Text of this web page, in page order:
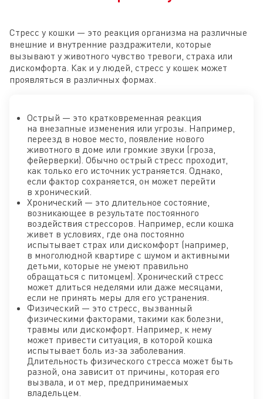
Стресс у кошки — это реакция организма на различные
внешние и внутренние раздражители, которые
вызывают у животного чувство тревоги, страха или
дискомфорта. Как и у людей, стресс у кошек может
проявляться в различных формах.
Острый — это кратковременная реакция
на внезапные изменения или угрозы. Например,
переезд в новое место, появление нового
животного в доме или громкие звуки (гроза,
фейерверки). Обычно острый стресс проходит,
как только его источник устраняется. Однако,
если фактор сохраняется, он может перейти
в хронический.
Хронический — это длительное состояние,
возникающее в результате постоянного
воздействия стрессоров. Например, если кошка
живет в условиях, где она постоянно
испытывает страх или дискомфорт (например,
в многолюдной квартире с шумом и активными
детьми, которые не умеют правильно
обращаться с питомцем). Хронический стресс
может длиться неделями или даже месяцами,
если не принять меры для его устранения.
Физический — это стресс, вызванный
физическими факторами, такими как болезни,
травмы или дискомфорт. Например, к нему
может привести ситуация, в которой кошка
испытывает боль из-за заболевания.
Длительность физического стресса может быть
разной, она зависит от причины, которая его
вызвала, и от мер, предпринимаемых
владельцем.